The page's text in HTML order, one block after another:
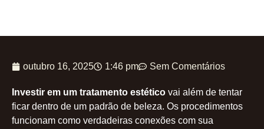
outubro 16, 2025 1:46 pm Sem Comentários
Investir em um tratamento estético vai além de tentar
ficar dentro de um padrão de beleza. Os procedimentos
funcionam como verdadeiras conexões com sua